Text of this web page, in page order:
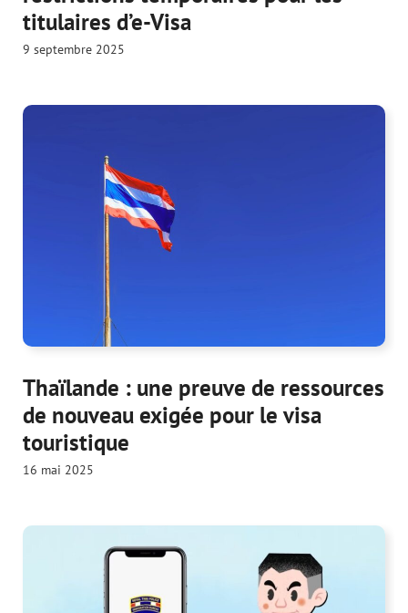
titulaires d’e-Visa
9 septembre 2025
Thaïlande : une preuve de ressources
de nouveau exigée pour le visa
touristique
16 mai 2025